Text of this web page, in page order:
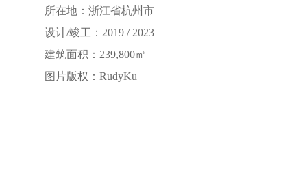
所在地：浙江省杭州市
设计/竣工：2019 / 2023
建筑面积：239,800㎡
图片版权：RudyKu